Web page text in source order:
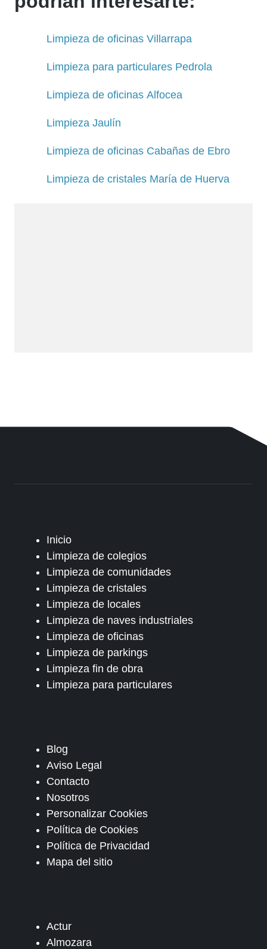
Limpieza de oficinas Villarrapa
Limpieza para particulares Pedrola
Limpieza de oficinas Alfocea
Limpieza Jaulín
Limpieza de oficinas Cabañas de Ebro
Limpieza de cristales María de Huerva
Inicio
Limpieza de colegios
Limpieza de comunidades
Limpieza de cristales
Limpieza de locales
Limpieza de naves industriales
Limpieza de oficinas
Limpieza de parkings
Limpieza fin de obra
Limpieza para particulares
Blog
Aviso Legal
Contacto
Nosotros
Personalizar Cookies
Política de Cookies
Política de Privacidad
Mapa del sitio
Actur
Almozara